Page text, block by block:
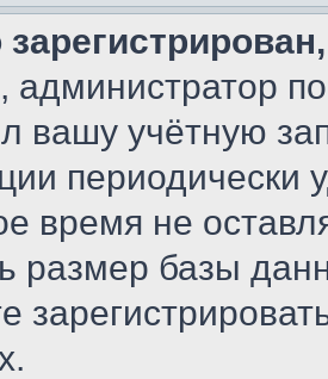
вашу учётную
периодически
время не
размер базы